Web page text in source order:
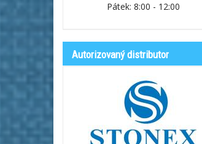
Pátek: 8:00 - 12:00
Autorizovaný distributor